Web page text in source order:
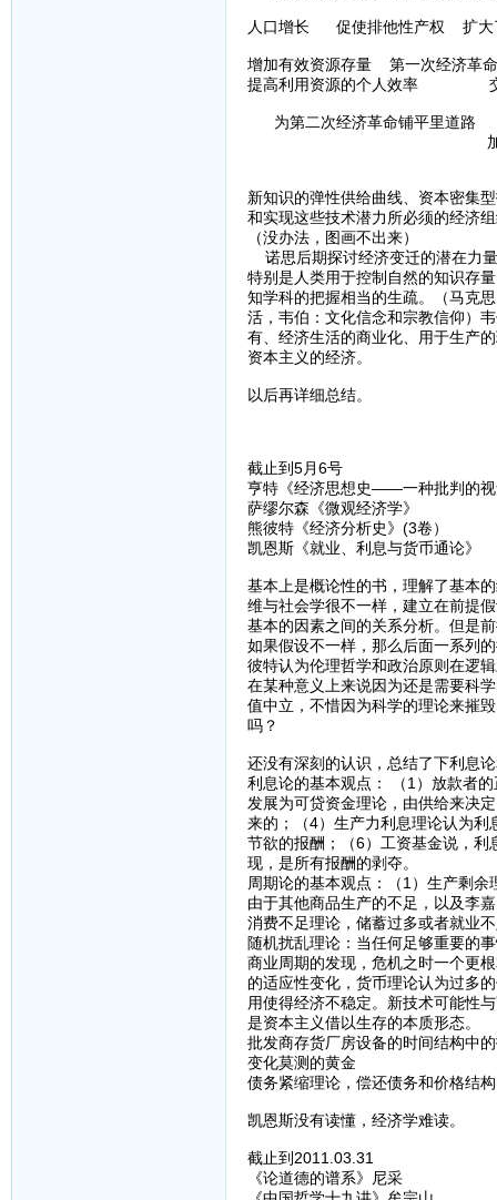
人口增长 促使排他性产权 扩大
增加有效资源存量 第一次经济革
提高利用资源的个人效率 交
为第二次经济革命铺平里
加速了经济
新知识的弹性供给曲线、资本密集
和实现这些技术潜力所必须的经济
（没办法，图画不出来）
诺思后期探讨经济变迁的潜在力
特别是人类用于控制自然的知识存
知学科的把握相当的生疏。（马克
活，韦伯：文化信念和宗教信仰）
有、经济生活的商业化、用于生产
资本主义的经济。
以后再详细总结。
截止到5月6号
亨特《经济思想史——一种批判的
萨缪尔森《微观经济学》
熊彼特《经济分析史》(3卷）
凯恩斯《就业、利息与货币通论》
基本上是概论性的书，理解了基本
维与社会学很不一样，建立在前提
基本的因素之间的关系分析。但是
如果假设不一样，那么后面一系列
彼特认为伦理哲学和政治原则在逻
在某种意义上来说因为还是需要科
值中立，不惜因为科学的理论来摧
吗？
还没有深刻的认识，总结了下利息
利息论的基本观点： （1）放款者
发展为可贷资金理论，由供给来决
来的；（4）生产力利息理论认为
节欲的报酬；（6）工资基金说，
现，是所有报酬的剥夺。
周期论的基本观点：（1）生产剩
由于其他商品生产的不足，以及李
消费不足理论，储蓄过多或者就业
随机扰乱理论：当任何足够重要的
商业周期的发现，危机之时一个更
的适应性变化，货币理论认为过多
用使得经济不稳定。新技术可能性
是资本主义借以生存的本质形态。
批发商存货厂房设备的时间结构中
变化莫测的黄金
债务紧缩理论，偿还债务和价格结
凯恩斯没有读懂，经济学难读。
截止到2011.03.31
《论道德的谱系》尼采